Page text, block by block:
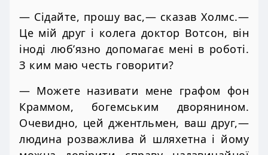
— Сідайте, прошу вас,— сказав Холмс.—
Це мій друг і колега доктор Вотсон, він
іноді люб’язно допомагає мені в роботі.
З ким маю честь говорити?
— Можете називати мене графом фон
Краммом, богемським дворянином.
Очевидно, цей джентльмен, ваш друг,—
людина розважлива й шляхетна і йому